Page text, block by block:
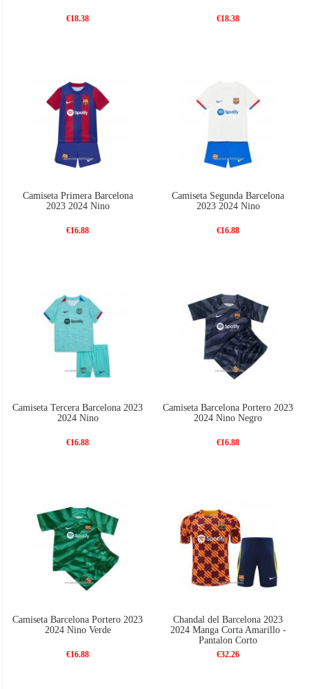
€18.38 €18.38
Camiseta Primera Barcelona
2023 2024 Nino
€16.88
Camiseta Segunda Barcelona
2023 2024 Nino
€16.88
Camiseta Tercera Barcelona 2023
2024 Nino
€16.88
Camiseta Barcelona Portero 2023
2024 Nino Negro
€16.88
Camiseta Barcelona Portero 2023
2024 Nino Verde
€16.88
Chandal del Barcelona 2023
2024 Manga Corta Amarillo -
Pantalon Corto
€32.26